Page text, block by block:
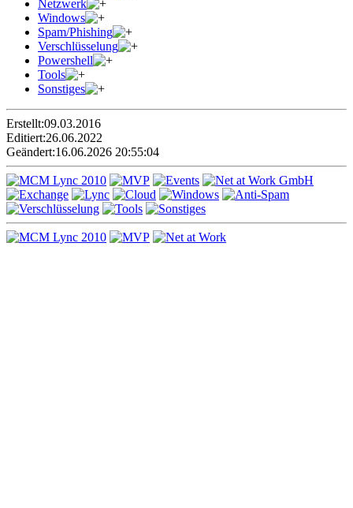
Netzwerk
Windows
Spam/Phishing
Verschlüsselung
Powershell
Tools
Sonstiges
Erstellt:09.03.2016
Editiert:26.06.2022
Geändert:16.06.2026 20:55:04